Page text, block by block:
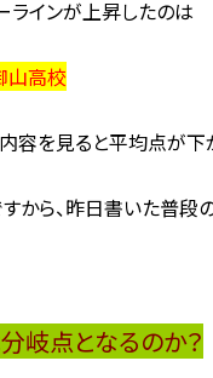
ラインが上昇したのは
山高校
容を見ると平均点が下
から、昨日書いた普段
岐点となるのか？